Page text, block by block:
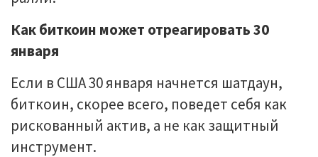
Как биткоин может отреагировать 30
января
Если в США 30 января начнется шатдаун,
биткоин, скорее всего, поведет себя как
рискованный актив, а не как защитный
инструмент.